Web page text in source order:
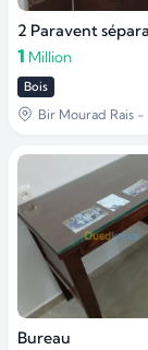
1 Million
Bois
Bir Mourad Rais
Bureau